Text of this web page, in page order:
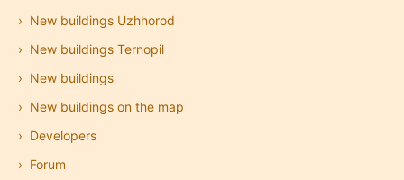
New buildings Uzhhorod
New buildings Ternopil
New buildings
New buildings on the map
Developers
Forum